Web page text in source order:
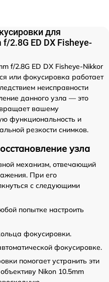
для
2.8G ED DX Fisheye-
f/2.8G ED DX Fisheye-Nikkor
или фокусировка работает
неисправности
данного узла — это
вашему
функциональность и
резкости снимков.
узла
механизм, отвечающий
При его
с следующими
попытке настроить
фокусировки.
фокусировке.
помогает устранить эти
Nikon 10.5mm